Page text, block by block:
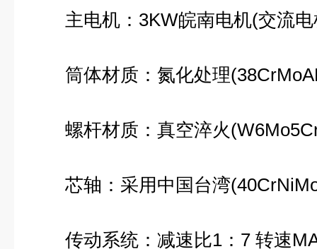
主电机：3KW皖南电机(交流电
筒体材质：氮化处理
螺杆材质：真空淬火
芯轴：采用中国台湾
传动系统：减速比1：7 转速